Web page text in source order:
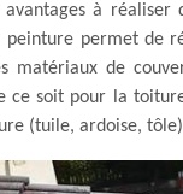
à réaliser
permet de
matériaux de
ce soit pour la
(tuile, ardoise,